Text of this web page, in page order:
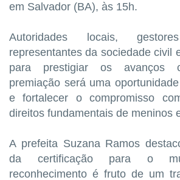
em Salvador (BA), às 15h.
Autoridades locais,
representantes da sociedade civil
para prestigiar os avanços
premiação será uma
e fortalecer o compromisso
direitos fundamentais de meninos
A prefeita Suzana Ramos
da certificação para o
reconhecimento é fruto de um